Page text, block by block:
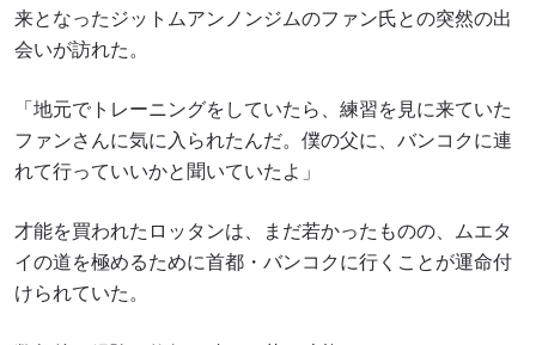
来となったジットムアンノンジムのファン氏との突然の出
会いが訪れた。
「地元でトレーニングをしていたら、練習を見に来ていた
ファンさんに気に入られたんだ。僕の父に、バンコクに連
れて行っていいかと聞いていたよ」
才能を買われたロッタンは、まだ若かったものの、ムエタ
イの道を極めるために首都・バンコクに行くことが運命付
けられていた。